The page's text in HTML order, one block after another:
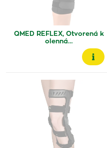
QMED REFLEX, Otvorená k
olenná…